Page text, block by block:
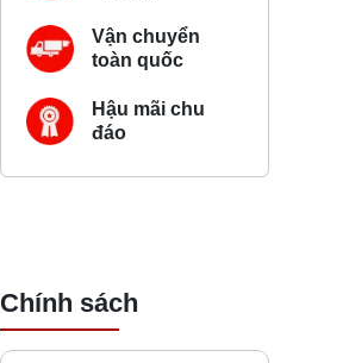
Vận chuyển
toàn quốc
Hậu mãi chu
đáo
Chính sách